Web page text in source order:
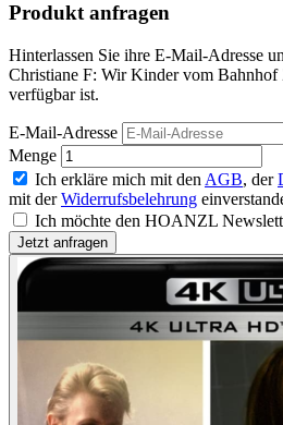
Produkt anfragen
Hinterlassen Sie ihre E-Mail-Adresse
Christiane F: Wir Kinder vom
verfügbar ist.
E-Mail-Adresse
Menge
Ich erkläre mich mit den AGB, der
mit derWiderrufsbelehrung
Ich möchte den HOANZL